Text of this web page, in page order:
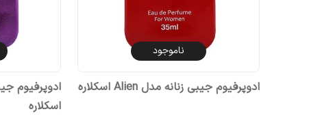
ناموجود
ادوپرفیوم جیبی زنانه مدل Alien اسکلاره
اسکلاره